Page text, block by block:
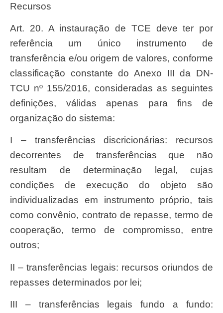
Recursos
Art. 20. A instauração de TCE deve ter por
referência um único instrumento de
transferência e/ou origem de valores, conforme
classificação constante do Anexo III da DN-
TCU nº 155/2016, consideradas as seguintes
definições, válidas apenas para fins de
organização do sistema:
I – transferências discricionárias: recursos
decorrentes de transferências que não
resultam de determinação legal, cujas
condições de execução do objeto são
individualizadas em instrumento próprio, tais
como convênio, contrato de repasse, termo de
cooperação, termo de compromisso, entre
outros;
II – transferências legais: recursos oriundos de
repasses determinados por lei;
III – transferências legais fundo a fundo: